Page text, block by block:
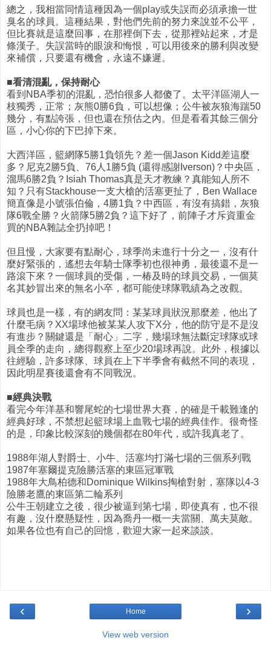
總之，我相當同情這種因為一個play或失誤而必須承擔一世
臭名的球員。這種結果，對他們先前的努力來說並不公平，
但比賽就是這麼回事，在那裡倒下去，從那裡站起來，才是
條漢子。失誤當時的眼淚和悔恨，可以用後來的勝利與改變
來補償，只要還有機會，永遠不嫌遲。
■看清混亂，保持耐心
看到NBA季初的混亂，恐怕很多人都傻了。太平洋區湖人一
枝獨秀，正常；灰熊0勝6負，可以想像；公牛被灰狼海踹50
幾分，有點誇張，但也還在預估之內。但是看看其餘三個分
區，小心你的下巴掉下來。
大西洋區，籃網隊5勝1負領先？差一個Jason Kidd差這麼
多？尼克2勝5負、76人1勝5負 (還得感謝Iverson)？中央區，
溜馬6勝2負？Isiah Thomas真是天才教練？真能知人所不
知？只有Stackhouse一支大槍的活塞更扯了，Ben Wallace
簡直像是小號張伯倫，4勝1負？中西區，有沒有搞錯，灰狼
隊6戰全勝？火箭隊5勝2負？這下好了，前陣子才斥資重金
買的NBA雜誌全扔掉吧！
但且慢，大家要有點耐心，球季尚未進行十分之一，沒有什
麼好緊張的，遙想去年騎士隊季初也很神勇，最後還不是一
路滾下來？一個球員的受傷，一椿及時的球員交易，一個莫
名其妙冒出來的無名小卒，都可能使球隊戰績為之改觀。
球員也是一樣，有的網友問：某某球員狀況那麼差，他出了
什麼毛病？XX場球他被某某人攻下X分，他的防守是不是沒
有進步？關鍵還是「耐心」二字，幾場球無法斷定球隊或球
員全季的走向，總得觀察上至少20場球再說。此外，根據以
往經驗，許多球隊、球員在上下半季會有截然不同的表現，
因此明星賽後還會有不同戰況。
■經典決戰
看完今年洋基和響尾蛇的七場世界大賽，的確是千載難逢的
經典好球，不禁想起籃球場上血戰七場的經典佳作。很奇怪
的是，印象比較深刻的幾個都在80年代，或許我真老了。
1988年湖人對爵士、小牛、活塞均打滿七場的三個系列戰
1987年塞爾提克險勝活塞的東區冠軍戰
1988年大鳥柏德和Dominique Wilkins掏槍對射，塞隊以4-3
險勝老鷹的東區第二輪系列
公牛王朝建立之後，很少被逼到第七場，即使真有，也不很
有趣，沒什麼懸疑性，因為喬丹一概一夫當關、萬夫莫敵。
如果各位也有自己的回憶，歡迎大家一起來談談。
‹ ›
Home
View web version